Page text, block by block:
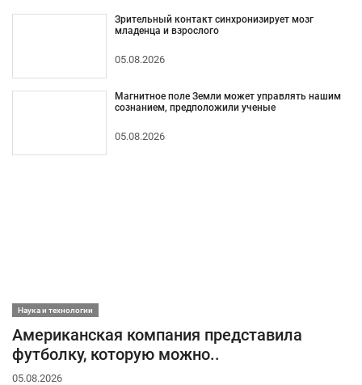
Зрительный контакт синхронизирует мозг
младенца и взрослого
05.08.2026
Магнитное поле Земли может управлять нашим
сознанием, предположили ученые
05.08.2026
Наука и технологии
Американская компания представила
футболку, которую можно..
05.08.2026